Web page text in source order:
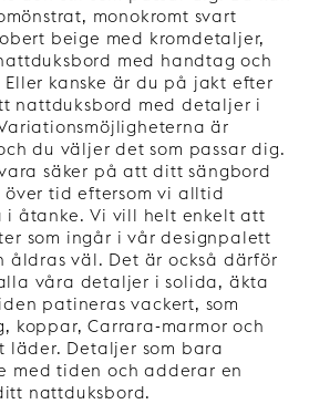
monokromt svart
beige med kromdetaljer,
med handtag och
kanske är du på jakt efter
nattduksbord med detaljer i
är
du väljer det som passar dig.
säker på att ditt sängbord
över tid eftersom vi alltid
i åtanke. Vi vill helt enkelt att
som ingår i vår designpalett
åldras väl. Det är också därför
våra detaljer i solida, äkta
patineras vackert, som
koppar, Carrara-marmor och
läder. Detaljer som bara
med tiden och adderar en
nattduksbord.